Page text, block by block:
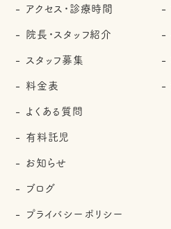
アクセス・診療時間
院長・スタッフ紹介
スタッフ募集
料金表
よくある質問
有料託児
お知らせ
ブログ
プライバシーポリシー